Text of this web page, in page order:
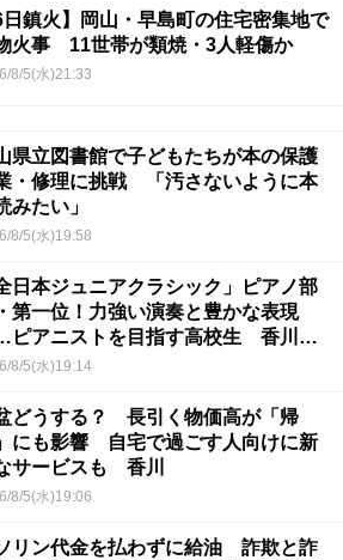
日鎮火】岡山・早島町の住宅密集地で
火事 11世帯が類焼・3人軽傷か
8/5(水)21:33
県立図書館で子どもたちが本の保護
・修理に挑戦 「汚さないように本
みたい」
8/5(水)19:58
日本ジュニアクラシック」ピアノ部
第一位！力強い演奏と豊かな表現
ピアニストを目指す高校生 香川
春のキセキ】
8/5(水)19:14
どうする？ 長引く物価高が「帰
にも影響 自宅で過ごす人向けに新
サービスも 香川
8/5(水)19:06
リン代金を払わずに給油 詐欺と詐